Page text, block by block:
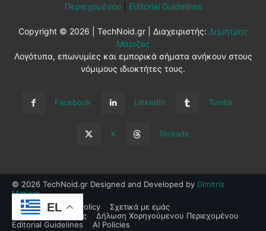
Περιεχομένου
Editorial Guidelines
Copyright © 2026 | TechNoid.gr | Διαχειριστής: Δημήτρης
Μάριζας
Λογότυπα, επωνυμίες και εμπορικά σήματα ανήκουν στους
νόμιμους ιδιοκτήτες τους.
Facebook Linkedin Tumblr
X Threads
© 2026 TechNoid.gr Designed and Developed by Dimitris
Marizas.
Contact
Privacy Policy
Σχετικά με εμάς
Αποποίηση Ευθύνης
Δήλωση Χορηγούμενου Περιεχομένου
Editorial Guidelines
AI Policies
EL